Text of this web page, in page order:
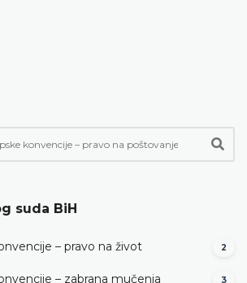
suda BiH
– pravo na život 2
– zabrana mučenja 3